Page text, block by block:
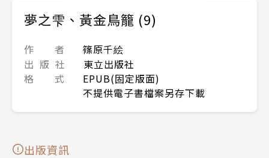
夢之雫、黃金鳥籠 (9)
作 者
篠原千絵
出 版 社
東立出版社
格 式
EPUB(固定版面)
不提供電子書檔案另存下載
出版資訊